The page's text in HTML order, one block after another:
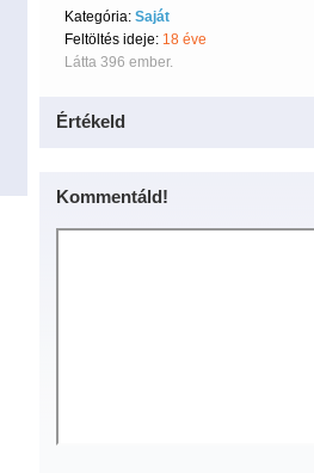
Kategória: Saját
Feltöltés ideje: 18 éve
Látta 396 ember.
Értékeld
Kommentáld!